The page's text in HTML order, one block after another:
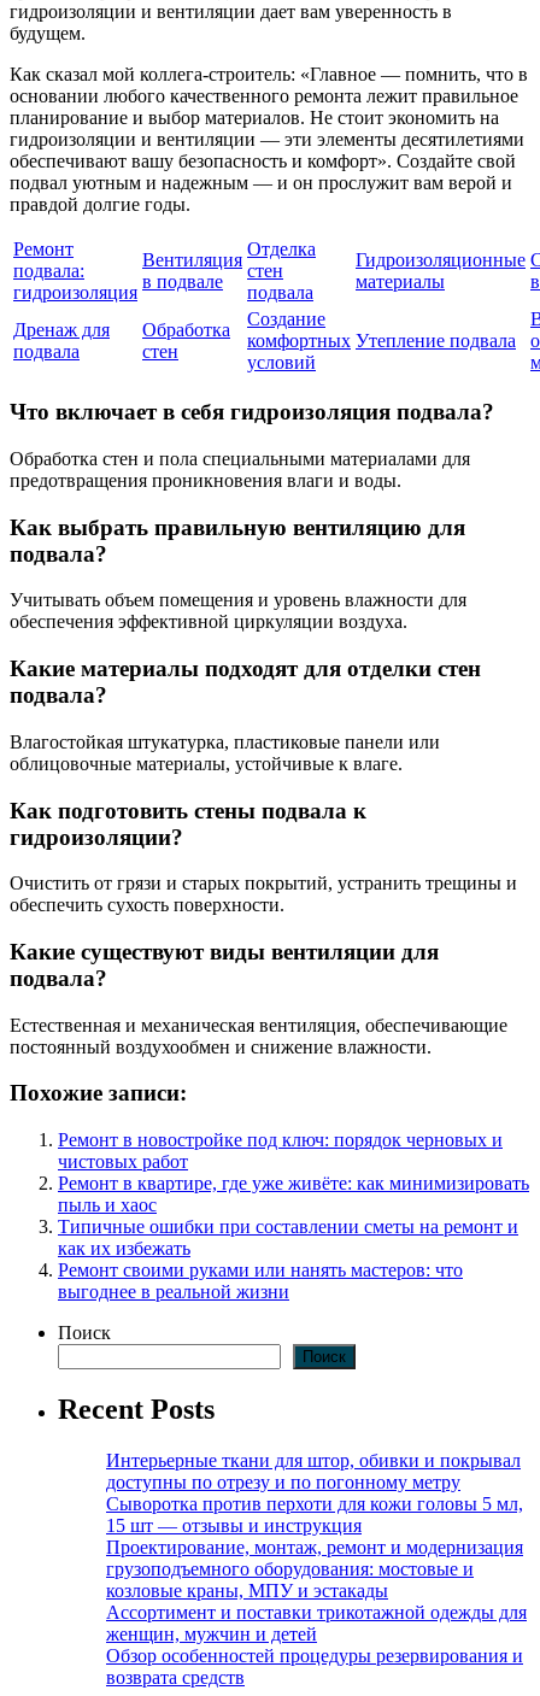
гидроизоляции и вентиляции дает вам уверенность в
будущем.
Как сказал мой коллега-строитель: «Главное — помнить, что в
основании любого качественного ремонта лежит правильное
планирование и выбор материалов. Не стоит экономить на
гидроизоляции и вентиляции — эти элементы десятилетиями
обеспечивают вашу безопасность и комфорт». Создайте свой
подвал уютным и надежным — и он прослужит вам верой и
правдой долгие годы.
Ремонт
подвала:
гидроизоляция
Вентиляция
в подвале
Отделка
стен
подвала
Гидроизоляционные
материалы
Дренаж для
подвала
Обработка
стен
Создание
комфортных
условий
Утепление подвала
Что включает в себя гидроизоляция подвала?
Обработка стен и пола специальными материалами для
предотвращения проникновения влаги и воды.
Как выбрать правильную вентиляцию для
подвала?
Учитывать объем помещения и уровень влажности для
обеспечения эффективной циркуляции воздуха.
Какие материалы подходят для отделки стен
подвала?
Влагостойкая штукатурка, пластиковые панели или
облицовочные материалы, устойчивые к влаге.
Как подготовить стены подвала к
гидроизоляции?
Очистить от грязи и старых покрытий, устранить трещины и
обеспечить сухость поверхности.
Какие существуют виды вентиляции для
подвала?
Естественная и механическая вентиляция, обеспечивающие
постоянный воздухообмен и снижение влажности.
Похожие записи:
Ремонт в новостройке под ключ: порядок черновых и
чистовых работ
Ремонт в квартире, где уже живёте: как минимизировать
пыль и хаос
Типичные ошибки при составлении сметы на ремонт и
как их избежать
Ремонт своими руками или нанять мастеров: что
выгоднее в реальной жизни
Поиск
Поиск
Recent Posts
Интерьерные ткани для штор, обивки и покрывал
доступны по отрезу и по погонному метру
Сыворотка против перхоти для кожи головы 5 мл,
15 шт — отзывы и инструкция
Проектирование, монтаж, ремонт и модернизация
грузоподъемного оборудования: мостовые и
козловые краны, МПУ и эстакады
Ассортимент и поставки трикотажной одежды для
женщин, мужчин и детей
Обзор особенностей процедуры резервирования и
возврата средств